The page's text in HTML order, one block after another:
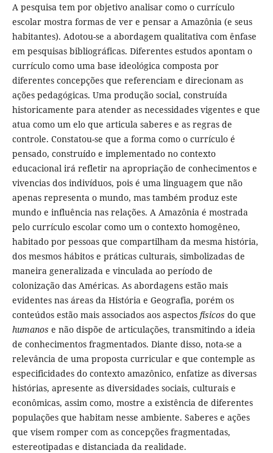
A pesquisa tem por objetivo analisar como o currículo
escolar mostra formas de ver e pensar a Amazônia (e seus
habitantes). Adotou-se a abordagem qualitativa com ênfase
em pesquisas bibliográficas. Diferentes estudos apontam o
currículo como uma base ideológica composta por
diferentes concepções que referenciam e direcionam as
ações pedagógicas. Uma produção social, construída
historicamente para atender as necessidades vigentes e que
atua como um elo que articula saberes e as regras de
controle. Constatou-se que a forma como o currículo é
pensado, construído e implementado no contexto
educacional irá refletir na apropriação de conhecimentos e
vivencias dos indivíduos, pois é uma linguagem que não
apenas representa o mundo, mas também produz este
mundo e influência nas relações. A Amazônia é mostrada
pelo currículo escolar como um o contexto homogêneo,
habitado por pessoas que compartilham da mesma história,
dos mesmos hábitos e práticas culturais, simbolizadas de
maneira generalizada e vinculada ao período de
colonização das Américas. As abordagens estão mais
evidentes nas áreas da História e Geografia, porém os
conteúdos estão mais associados aos aspectos físicos do que
humanos e não dispõe de articulações, transmitindo a ideia
de conhecimentos fragmentados. Diante disso, nota-se a
relevância de uma proposta curricular e que contemple as
especificidades do contexto amazônico, enfatize as diversas
histórias, apresente as diversidades sociais, culturais e
econômicas, assim como, mostre a existência de diferentes
populações que habitam nesse ambiente. Saberes e ações
que visem romper com as concepções fragmentadas,
estereotipadas e distanciada da realidade.